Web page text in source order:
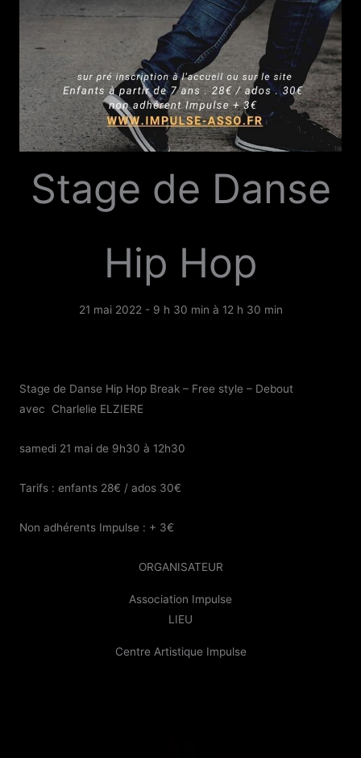
Stage de Danse
Hip Hop
21 mai 2022 - 9 h 30 min à 12 h 30 min
Stage de Danse Hip Hop Break – Free style – Debout
avec Charlelie ELZIERE
samedi 21 mai de 9h30 à 12h30
Tarifs : enfants 28€ / ados 30€
Non adhérents Impulse : + 3€
ORGANISATEUR
Association Impulse
LIEU
Centre Artistique Impulse